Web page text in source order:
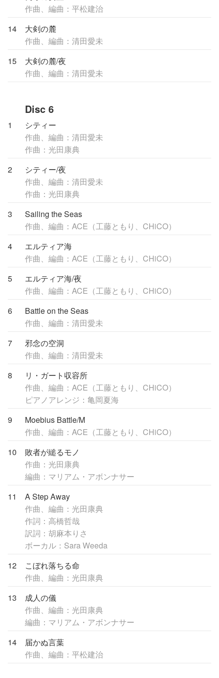
作曲、編曲：平松建治
14
大剣の麓
作曲、編曲：清田愛未
15
大剣の麓/夜
作曲、編曲：清田愛未
Disc 6
1
シティー
作曲、編曲：清田愛未
作曲：光田康典
2
シティー/夜
作曲、編曲：清田愛未
作曲：光田康典
3
Sailing the Seas
作曲、編曲：ACE（工藤ともり、CHiCO）
4
エルティア海
作曲、編曲：ACE（工藤ともり、CHiCO）
5
エルティア海/夜
作曲、編曲：ACE（工藤ともり、CHiCO）
6
Battle on the Seas
作曲、編曲：清田愛未
7
邪念の空洞
作曲、編曲：清田愛未
8
リ・ガート収容所
作曲、編曲：ACE（工藤ともり、CHiCO）
ピアノアレンジ：亀岡夏海
9
Moebius Battle/M
作曲、編曲：ACE（工藤ともり、CHiCO）
10
敗者が縋るモノ
作曲：光田康典
編曲：マリアム・アボンナサー
11
A Step Away
作曲、編曲：光田康典
作詞：高橋哲哉
訳詞：胡麻本りさ
ボーカル：Sara Weeda
12
こぼれ落ちる命
作曲、編曲：光田康典
13
成人の儀
作曲、編曲：光田康典
編曲：マリアム・アボンナサー
14
届かぬ言葉
作曲、編曲：平松建治